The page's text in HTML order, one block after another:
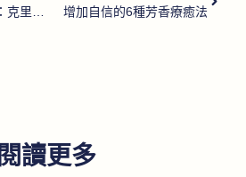
增加自信的6種芳香療癒法
閱讀更多